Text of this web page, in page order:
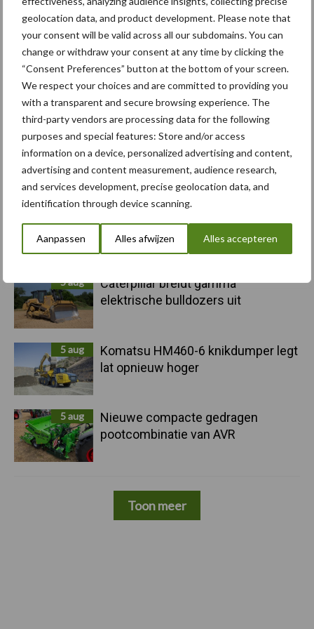
geolocation data, and product development. Please note that
your consent will be valid across all our subdomains. You can
change or withdraw your consent at any time by clicking the
“Consent Preferences” button at the bottom of your screen.
We respect your choices and are committed to providing you
with a transparent and secure browsing experience. The
third-party vendors are processing data for the following
purposes and special features: Store and/or access
information on a device, personalized advertising and content,
advertising and content measurement, audience research,
and services development, precise geolocation data, and
identification through device scanning.
Aanpassen Alles afwijzen Alles accepteren
Primaire
Sidebar
Recent nieuws Partner nieuws
6 aug
"Hoge verwachtingen van schijven
voor kouters"
nieuwe marktsegmenten
5 aug
Caterpillar breidt gamma
elektrische bulldozers uit
5 aug
Komatsu HM460-6 knikdumper legt
lat opnieuw hoger
5 aug
Nieuwe compacte gedragen
pootcombinatie van AVR
Toon meer
Toon meer